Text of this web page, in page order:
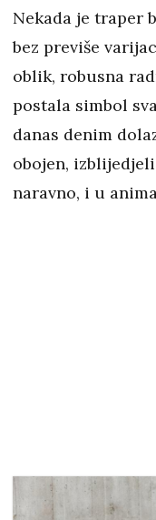
Nekada je traper
bez previše
oblik, robusna
postala simbol
danas denim
obojen,
naravno, i u